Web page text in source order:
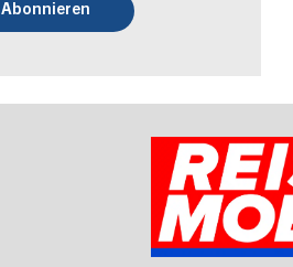
Abonnieren